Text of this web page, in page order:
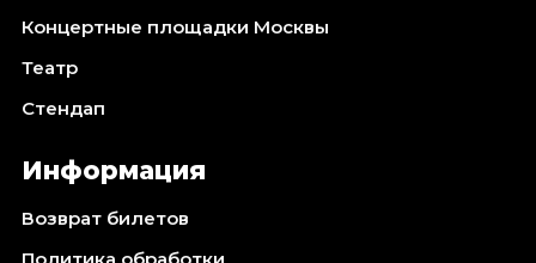
Концертные площадки Москвы
Театр
Стендап
Информация
Возврат билетов